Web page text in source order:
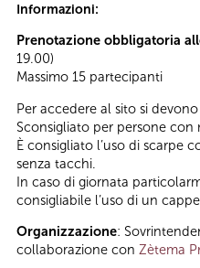
Informazioni:
Prenotazione obbligatoria
19.00)
Massimo 15 partecipanti
Per accedere al sito si
Sconsigliato per persone
È consigliato l’uso di scarpe
senza tacchi.
In caso di giornata
consigliabile l’uso di un
Organizzazione:
collaborazione con Zètema